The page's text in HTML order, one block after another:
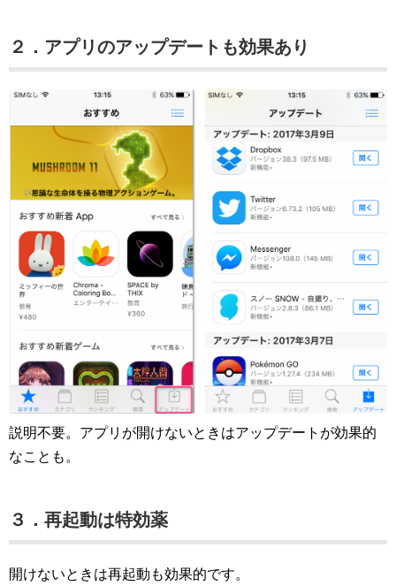
２．アプリのアップデートも効果あり
説明不要。アプリが開けないときはアップデートが効果的
なことも。
３．再起動は特効薬
開けないときは再起動も効果的です。